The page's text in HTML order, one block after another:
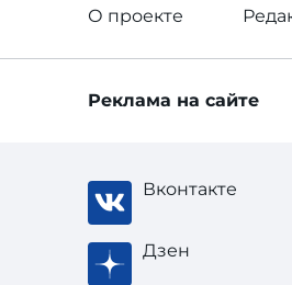
О проекте
Реклама на сайте
Вконтакте
Дзен